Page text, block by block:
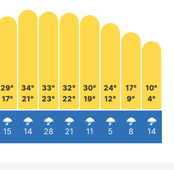
29°
17°
15
34°
21°
14
33°
23°
28
32°
22°
21
30°
19°
11
24°
12°
5
17°
9°
8
10°
4°
14